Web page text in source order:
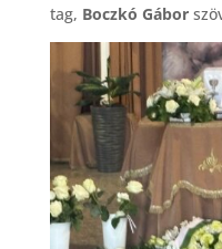
tag, Boczkó Gábor